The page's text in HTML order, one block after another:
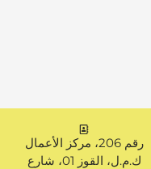
رقم 206، مركز الأعمال
ك.م.ل، القوز 01، شارع